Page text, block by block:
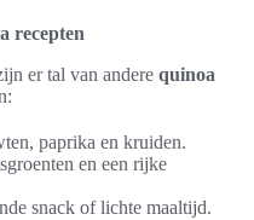
recepten
er tal van andere quinoa
paprika en kruiden.
en een rijke
snack of lichte maaltijd.